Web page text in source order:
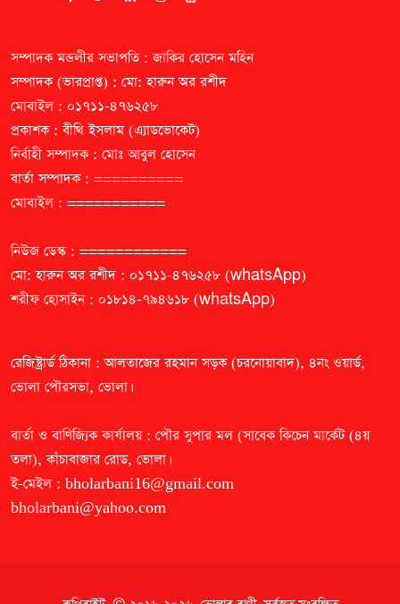
সম্পাদক মন্ডলীর সভাপতি : জাকির হোসেন মহিন
সম্পাদক (ভারপ্রাপ্ত) : মো: হারুন অর রশীদ
মোবাইল : ০১৭১১-৪৭৬২৫৮
প্রকাশক : বীথি ইসলাম (এ্যাডভোকেট)
নির্বাহী সম্পাদক : মোঃ আবুল হোসেন
বার্তা সম্পাদক : ==========
মোবাইল : ===========
নিউজ ডেস্ক : ============
মো: হারুন অর রশীদ : ০১৭১১-৪৭৬২৫৮ (whatsApp)
শরীফ হোসাইন : ০১৮১৪-৭৯৪৬১৮ (whatsApp)
রেজিষ্ট্রার্ড ঠিকানা : আলতাজের রহমান সড়ক (চরনোয়াবাদ), ৪নং ওয়ার্ড,
ভোলা পৌরসভা, ভোলা।
বার্তা ও বাণিজ্যিক কার্যালয় : পৌর সুপার মল (সাবেক কিচেন মার্কেট (৪য়
তলা), কাঁচাবাজার রোড, ভোলা।
ই-মেইল : bholarbani16@gmail.com
bholarbani@yahoo.com